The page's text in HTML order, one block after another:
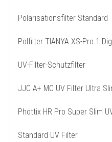
Polarisationsfilter Standard
Polfilter TIANYA XS-Pro 1
UV-Filter-Schutzfilter
JJC A+ MC UV Filter Ultra
Phottix HR Pro Super Slim
Standard UV Filter